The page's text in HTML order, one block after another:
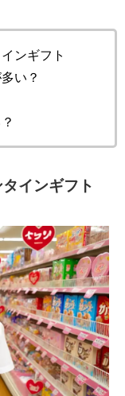
ンギフト
い？
インギフト